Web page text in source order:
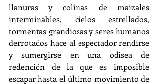
llanuras y colinas de maizales
interminables, cielos estrellados,
tormentas grandiosas y seres humanos
derrotados hace al espectador rendirse
y sumergirse en una odisea de
redención de la que es imposible
escapar hasta el último movimiento de